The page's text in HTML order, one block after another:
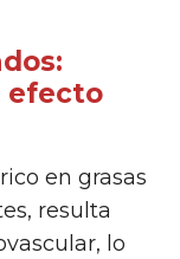
efecto
en grasas
resulta
lo